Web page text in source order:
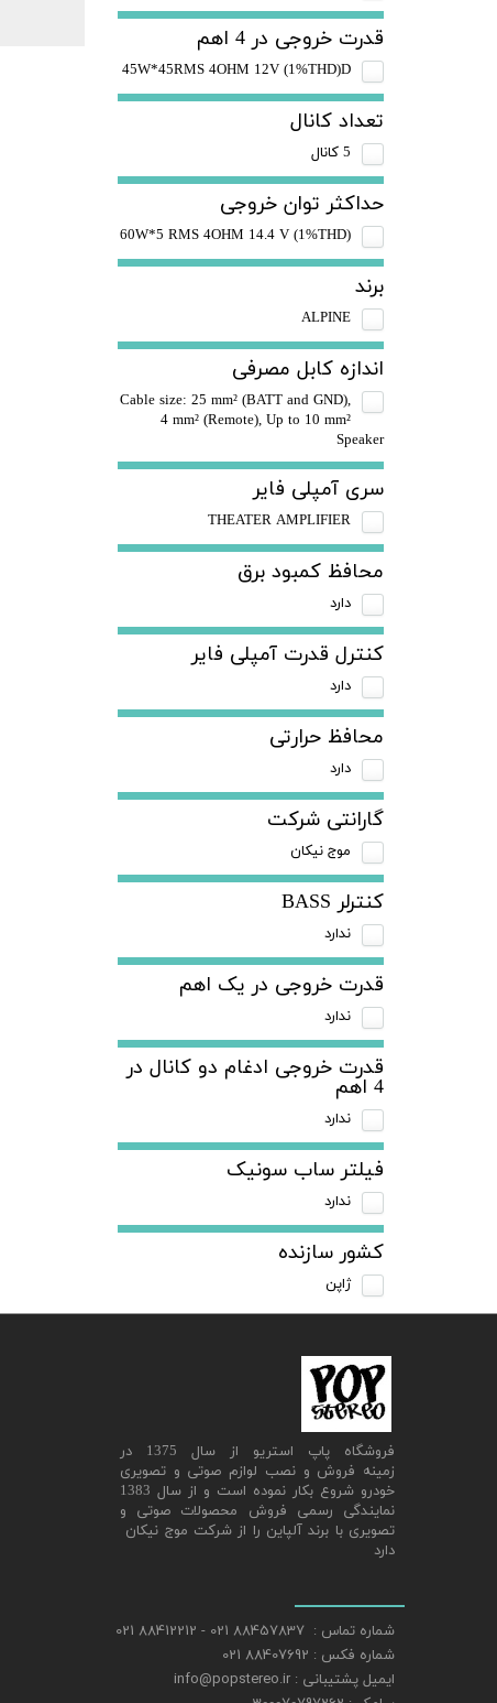
قدرت خروجی در 4 اهم
45W*45RMS 4OHM 12V (1%THD)D
تعداد کانال
5 کانال
حداکثر توان خروجی
60W*5 RMS 4OHM 14.4 V (1%THD)
برند
ALPINE
اندازه کابل مصرفی
Cable size: 25 mm² (BATT and GND),
4 mm² (Remote), Up to 10 mm²
Speaker
سری آمپلی فایر
THEATER AMPLIFIER
محافظ کمبود برق
دارد
کنترل قدرت آمپلی فایر
دارد
محافظ حرارتی
دارد
گارانتی شرکت
موج نیکان
کنترلر BASS
ندارد
قدرت خروجی در یک اهم
ندارد
قدرت خروجی ادغام دو کانال در
4 اهم
ندارد
فیلتر ساب سونیک
ندارد
کشور سازنده
ژاپن
​فروشگاه پاپ استریو از سال 1375 در
زمینه فروش و نصب لوازم صوتی و تصویری
خودرو شروع بکار نموده است و از سال 1383
نمایندگی رسمی فروش محصولات صوتی و
تصویری با برند آلپاین را از شرکت موج نیکان
دارد
شماره تماس : 88457837 021 - 88412212 021
شماره فکس : 88407692 021
ایمیل پشتیبانی : info@popstereo.ir